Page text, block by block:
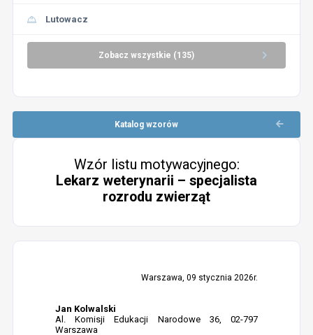
Lutowacz
Zobacz wszystkie (135)
Katalog wzorów
Wzór listu motywacyjnego:
Lekarz weterynarii – specjalista
rozrodu zwierząt
Warszawa, 09 stycznia 2026r.
Jan Kolwalski
Al. Komisji Edukacji Narodowe 36, 02-797
Warszawa